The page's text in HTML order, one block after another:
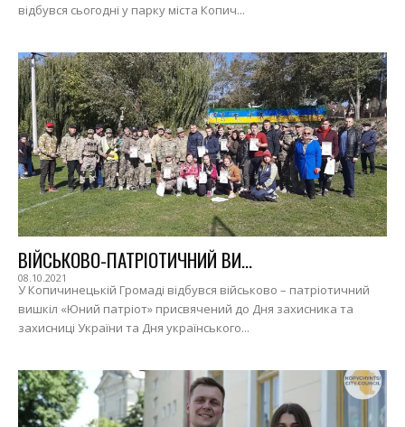
відбувся сьогодні у парку міста Копич...
ВІЙСЬКОВО-ПАТРІОТИЧНИЙ ВИ...
08.10.2021
У Копичинецькій Громаді відбувся військово – патріотичний
вишкіл «Юний патріот» присвячений до Дня захисника та
захисниці України та Дня українського...